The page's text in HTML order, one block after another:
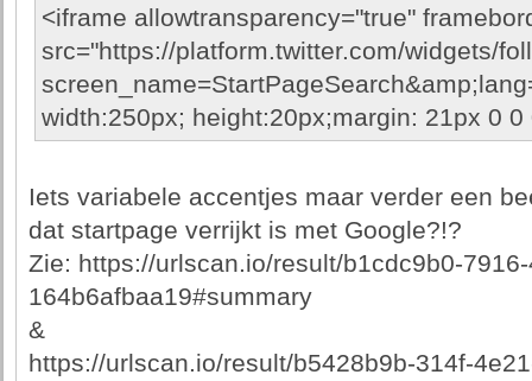
<iframe allowtransparency="true"
src="https://platform.twitter.com/widgets/
width:250px; height:20px;margin: 21px 0 0
Iets variabele accentjes maar verder een
dat startpage verrijkt is met Google?!?
Zie: https://urlscan.io/result/b1cdc9b0-
164b6afbaa19#summary
&
https://urlscan.io/result/b5428b9b-314f-